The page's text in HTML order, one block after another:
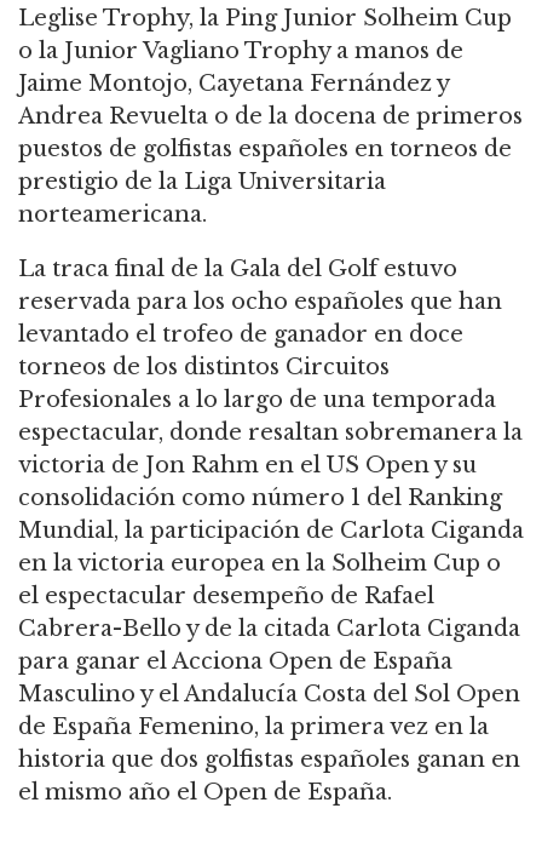
Leglise Trophy, la Ping Junior Solheim Cup
o la Junior Vagliano Trophy a manos de
Jaime Montojo, Cayetana Fernández y
Andrea Revuelta o de la docena de primeros
puestos de golfistas españoles en torneos de
prestigio de la Liga Universitaria
norteamericana.
La traca final de la Gala del Golf estuvo
reservada para los ocho españoles que han
levantado el trofeo de ganador en doce
torneos de los distintos Circuitos
Profesionales a lo largo de una temporada
espectacular, donde resaltan sobremanera la
victoria de Jon Rahm en el US Open y su
consolidación como número 1 del Ranking
Mundial, la participación de Carlota Ciganda
en la victoria europea en la Solheim Cup o
el espectacular desempeño de Rafael
Cabrera-Bello y de la citada Carlota Ciganda
para ganar el Acciona Open de España
Masculino y el Andalucía Costa del Sol Open
de España Femenino, la primera vez en la
historia que dos golfistas españoles ganan en
el mismo año el Open de España.